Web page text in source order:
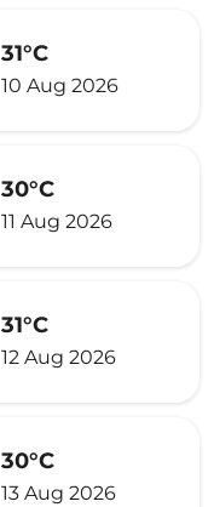
31°C
10 Aug 2026
30°C
11 Aug 2026
31°C
12 Aug 2026
30°C
13 Aug 2026